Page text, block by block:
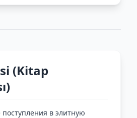
(Kitap
в элитную